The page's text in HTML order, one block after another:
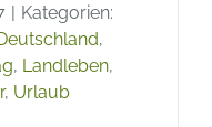
| Kategorien:
,
, Landleben,
, Urlaub